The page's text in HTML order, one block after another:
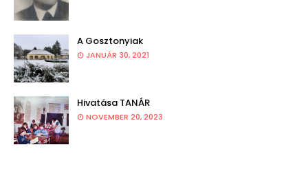
A Gosztonyiak
JANUÁR 30, 2021
Hivatása TANÁR
NOVEMBER 20, 2023